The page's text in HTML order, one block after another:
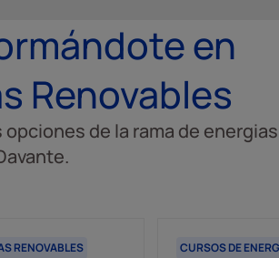
en
Renovables
de la rama de energias
RENOVABLES CURSOS DE